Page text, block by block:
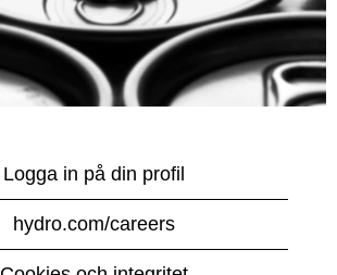
Logga in på din profil
hydro.com/careers